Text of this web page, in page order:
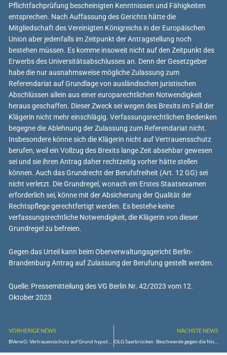
Pflichtfachprüfung bescheinigten Kenntnissen und Fähigkeiten
entsprechen. Nach Auffassung des Gerichts hätte die
Mitgliedschaft des Vereinigten Königreichs in der Europäischen
Union aber jedenfalls im Zeitpunkt der Antragstellung noch
bestehen müssen. Es komme insoweit nicht auf den Zeitpunkt des
Erwerbs des Universitätsabschlusses an. Denn der Gesetzgeber
habe die nur ausnahmsweise mögliche Zulassung zum
Referendariat auf Grundlage von ausländischen juristischen
Abschlüssen allein aus einer europarechtlichen Notwendigkeit
heraus geschaffen. Dieser Zweck sei wegen des Brexits im Fall der
Klägerin nicht mehr einschlägig. Verfassungsrechtlichen Bedenken
begegne die Ablehnung der Zulassung zum Referendariat nicht.
Insbesondere könne sich die Klägerin nicht auf Vertrauensschutz
berufen, weil ein Vollzug des Brexits lange Zeit absehbar gewesen
sei und sie ihren Antrag daher rechtzeitig vorher hätte stellen
können. Auch das Grundrecht der Berufsfreiheit (Art. 12 GG) sei
nicht verletzt. Die Grundregel, wonach ein Erstes Staatsexamen
erforderlich sei, könne mit der Absicherung der Qualität der
Rechtspflege gerechtfertigt werden. Es bestehe keine
verfassungsrechtliche Notwendigkeit, die Klägerin von dieser
Grundregel zu befreien.
Gegen das Urteil kann beim Oberverwaltungsgericht Berlin-
Brandenburg Antrag auf Zulassung der Berufung gestellt werden.
Quelle: Pressemitteilung des VG Berlin Nr. 42/2023 vom 12.
Oktober 2023
VORHERIGE NEWS NÄCHSTE NEWS
OLG Saarbrücken: Beschwerde gegen die Nichtzulassung der Anklage im Strafverfahren gegen ein ehemaliges Mitglied des Vorstands der Dillinger Hütte AG wegen wettbewerbsbeschränkender Absprachen erfolglos